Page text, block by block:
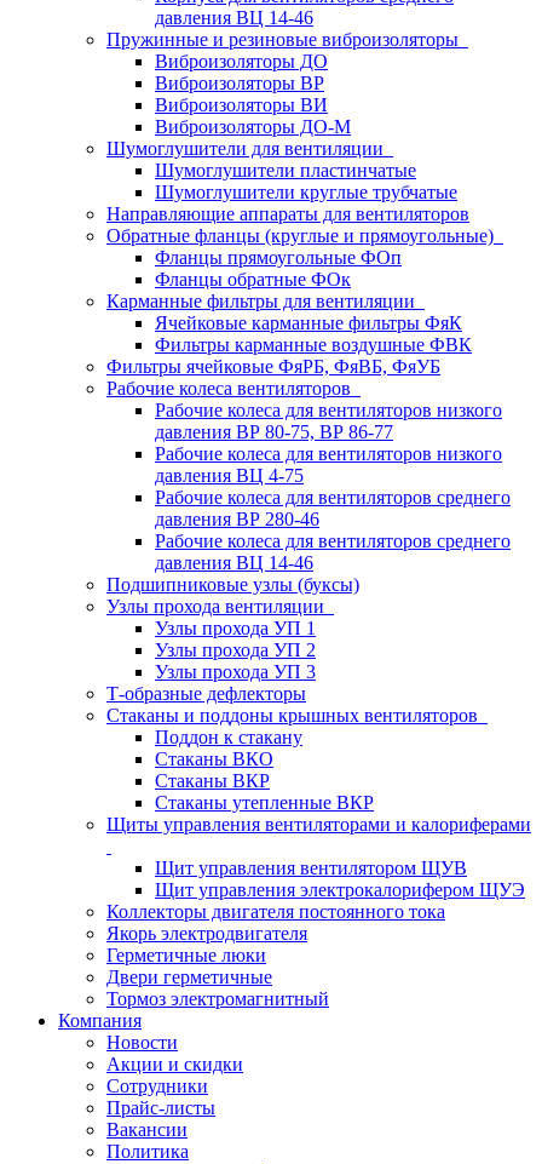
давления ВЦ 14-46
Пружинные и резиновые виброизоляторы
Виброизоляторы ДО
Виброизоляторы ВР
Виброизоляторы ВИ
Виброизоляторы ДО-М
Шумоглушители для вентиляции
Шумоглушители пластинчатые
Шумоглушители круглые трубчатые
Направляющие аппараты для вентиляторов
Обратные фланцы (круглые и прямоугольные)
Фланцы прямоугольные ФОп
Фланцы обратные ФОк
Карманные фильтры для вентиляции
Ячейковые карманные фильтры ФяК
Фильтры карманные воздушные ФВК
Фильтры ячейковые ФяРБ, ФяВБ, ФяУБ
Рабочие колеса вентиляторов
Рабочие колеса для вентиляторов низкого
давления ВР 80-75, ВР 86-77
Рабочие колеса для вентиляторов низкого
давления ВЦ 4-75
Рабочие колеса для вентиляторов среднего
давления ВР 280-46
Рабочие колеса для вентиляторов среднего
давления ВЦ 14-46
Подшипниковые узлы (буксы)
Узлы прохода вентиляции
Узлы прохода УП 1
Узлы прохода УП 2
Узлы прохода УП 3
Т-образные дефлекторы
Стаканы и поддоны крышных вентиляторов
Поддон к стакану
Стаканы ВКО
Стаканы ВКР
Стаканы утепленные ВКР
Щиты управления вентиляторами и калориферами
Щит управления вентилятором ЩУВ
Щит управления электрокалорифером ЩУЭ
Коллекторы двигателя постоянного тока
Якорь электродвигателя
Герметичные люки
Двери герметичные
Тормоз электромагнитный
Компания
Новости
Акции и скидки
Сотрудники
Прайс-листы
Вакансии
Политика